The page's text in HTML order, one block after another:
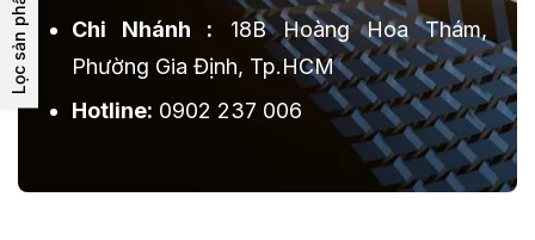
Lọc sản phẩm
Chi Nhánh : 18B Hoàng Hoa Thám,
Phường Gia Định, Tp.HCM
Hotline: 0902 237 006